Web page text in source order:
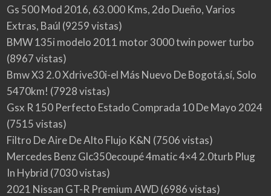
Gs 500 Mod 2016, 63.000 Kms, 2do Dueño, Varios
Extras, Baúl (9259 vistas)
BMW 135i modelo 2011 motor 3000 twin power turbo
(8967 vistas)
Bmw X3 2.0 Xdrive30i-el Más Nuevo De Bogotá,sí, Solo
5470km! (7928 vistas)
Gsx R 150 Perfecto Estado Comprada 10 De Mayo 2024
(7515 vistas)
Filtro De Aire De Alto Flujo K&N (7506 vistas)
Mercedes Benz Glc350ecoupé 4matic 4×4 2.0turb Plug
In Hybrid (7030 vistas)
2021 Nissan GT-R Premium AWD(6986 vistas)